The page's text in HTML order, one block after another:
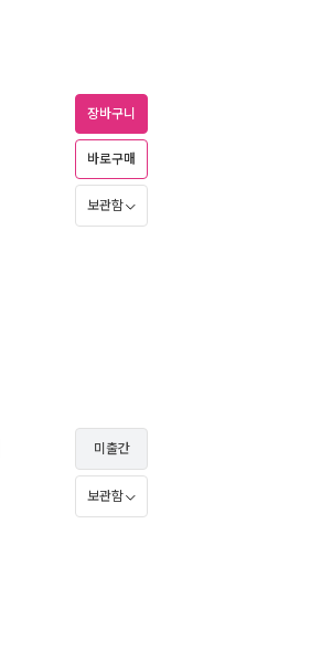
장바구니
바로구매
보관함
미출간
보관함